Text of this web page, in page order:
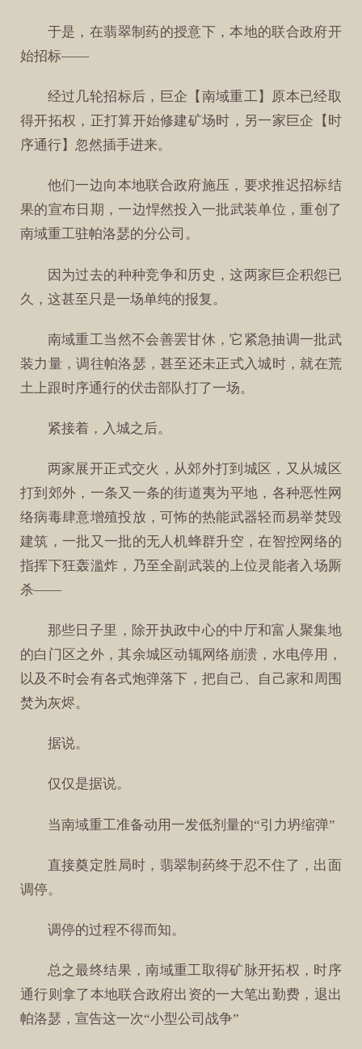
于是，在翡翠制药的授意下，本地的联合政府开
始招标——
经过几轮招标后，巨企【南域重工】原本已经取
得开拓权，正打算开始修建矿场时，另一家巨企【时
序通行】忽然插手进来。
他们一边向本地联合政府施压，要求推迟招标结
果的宣布日期，一边悍然投入一批武装单位，重创了
南域重工驻帕洛瑟的分公司。
因为过去的种种竞争和历史，这两家巨企积怨已
久，这甚至只是一场单纯的报复。
南域重工当然不会善罢甘休，它紧急抽调一批武
装力量，调往帕洛瑟，甚至还未正式入城时，就在荒
土上跟时序通行的伏击部队打了一场。
紧接着，入城之后。
两家展开正式交火，从郊外打到城区，又从城区
打到郊外，一条又一条的街道夷为平地，各种恶性网
络病毒肆意增殖投放，可怖的热能武器轻而易举焚毁
建筑，一批又一批的无人机蜂群升空，在智控网络的
指挥下狂轰滥炸，乃至全副武装的上位灵能者入场厮
杀——
那些日子里，除开执政中心的中厅和富人聚集地
的白门区之外，其余城区动辄网络崩溃，水电停用，
以及不时会有各式炮弹落下，把自己、自己家和周围
焚为灰烬。
据说。
仅仅是据说。
当南域重工准备动用一发低剂量的“引力坍缩弹”
直接奠定胜局时，翡翠制药终于忍不住了，出面
调停。
调停的过程不得而知。
总之最终结果，南域重工取得矿脉开拓权，时序
通行则拿了本地联合政府出资的一大笔出勤费，退出
帕洛瑟，宣告这一次“小型公司战争”